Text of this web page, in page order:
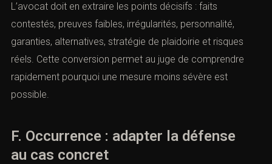
L’avocat doit en extraire les points décisifs : faits
contestés, preuves faibles, irrégularités, personnalité,
garanties, alternatives, stratégie de plaidoirie et risques
réels. Cette conversion permet au juge de comprendre
rapidement pourquoi une mesure moins sévère est
possible.
F. Occurrence : adapter la défense
au cas concret